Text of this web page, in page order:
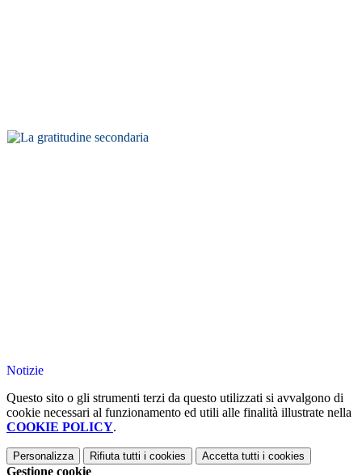
Notizie
Questo sito o gli strumenti terzi da questo utilizzati si avvalgono di
cookie necessari al funzionamento ed utili alle finalità illustrate nella
COOKIE POLICY.
Personalizza Rifiuta tutti i cookies Accetta tutti i cookies
Gestione cookie